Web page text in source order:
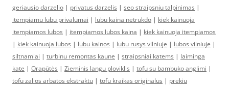
geriausio darzelio | privatus darzelis | seo straipsniu talpinimas |
itempiamu lubu privalumai | lubu kaina netrukdo | kiek kainuoja
itempiamos lubos | itempiamos lubos kaina | kiek kainuoja itempiamos
| kiek kainuoja lubos | lubu kainos | lubu rusys vilniuje | lubos vilniuje |
siltnamiai | turbinu remontas kaune | straipsniai katems | laiminga
kate | Orapūtės | Zieminis langu ploviklis | tofu su bambuko anglimi |
tofu zalios arbatos ekstraktu | tofu kraikas originalus | prekiu